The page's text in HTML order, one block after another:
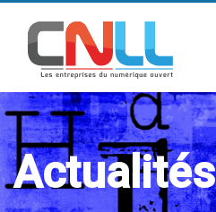
Actualités